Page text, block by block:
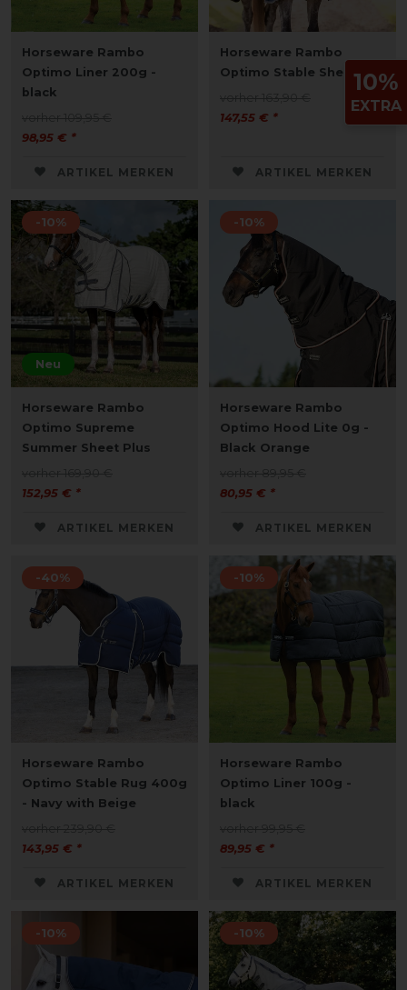
Horseware Rambo
Optimo Liner 200g -
black
98,95 € *
ARTIKEL MERKEN
Horseware Rambo
Optimo Stable Sheet
147,55 € *
ARTIKEL MERKEN
Neu
-10%
Horseware Rambo
Optimo Supreme
Summer Sheet Plus
152,95 € *
ARTIKEL MERKEN
-10%
Horseware Rambo
Optimo Hood Lite 0g -
Black Orange
80,95 € *
ARTIKEL MERKEN
-40%
Horseware Rambo
Optimo Stable Rug 400g
- Navy with Beige
143,95 € *
ARTIKEL MERKEN
-10%
Horseware Rambo
Optimo Liner 100g -
black
89,95 € *
ARTIKEL MERKEN
-10% -10%
10%
EXTRA